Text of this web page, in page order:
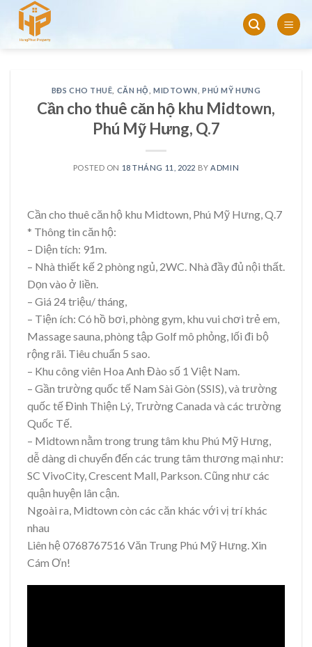
Skip
content
BĐS CHO THUÊ CĂN HỘ ,MIDTOWN ,PHÚ MỸ HƯNG
Cần cho thuê căn hộ khu Midtown,
Phú Mỹ Hưng, Q.7
POSTED ON 18 THÁNG 11, 2022 BY ADMIN
Cần cho thuê căn hộ khu Midtown, Phú Mỹ Hưng, Q.7
* Thông tin căn hộ:
– Diện tích: 91m.
– Nhà thiết kế 2 phòng ngủ, 2WC. Nhà đầy đủ nội thất.
Dọn vào ở liền.
– Giá 24 triệu/ tháng,
– Tiện ích: Có hồ bơi, phòng gym, khu vui chơi trẻ em,
Massage sauna, phòng tập Golf mô phỏng, lối đi bộ
rộng rãi. Tiêu chuẩn 5 sao.
– Khu công viên Hoa Anh Đào số 1 Việt Nam.
– Gần trường quốc tế Nam Sài Gòn (SSIS), và trường
quốc tế Đinh Thiện Lý, Trường Canada và các trường
Quốc Tế.
– Midtown nằm trong trung tâm khu Phú Mỹ Hưng,
dễ dàng di chuyển đến các trung tâm thương mại như:
SC VivoCity, Crescent Mall, Parkson. Cũng như các
quận huyện lân cận.
Ngoài ra, Midtown còn các căn khác với vị trí khác
nhau
Liên hệ 0768767516 Văn Trung Phú Mỹ Hưng. Xin
Cám Ơn!